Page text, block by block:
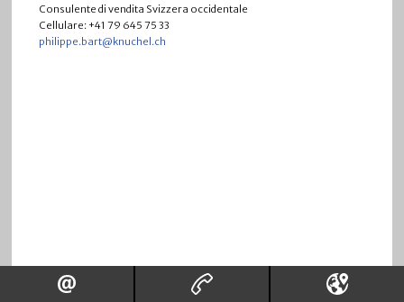
Consulente di vendita Svizzera occidentale
Cellulare: +41 79 645 75 33
philippe.bart@knuchel.ch